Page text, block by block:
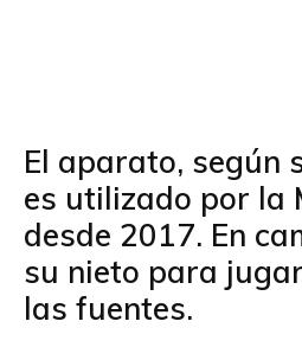
El aparato, según
es utilizado por la
desde 2017. En
su nieto para
las fuentes.